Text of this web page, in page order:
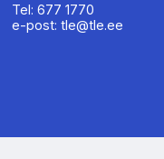
Tel: 677 1770
e-post: tle@tle.ee